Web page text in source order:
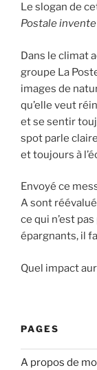
Le slogan de
Postale
Dans le climat
groupe La
images de
qu’elle veut
et se sentir
spot parle
et toujours à
Envoyé ce
A sont
ce qui n’est
épargnants, il
Quel impact
PAGES
A propos de